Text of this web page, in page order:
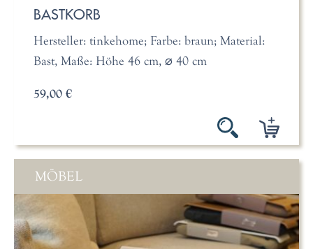
BASTKORB
Hersteller: tinkehome; Farbe: braun; Material:
Bast, Maße: Höhe 46 cm, ⌀ 40 cm
59,00 €
MÖBEL